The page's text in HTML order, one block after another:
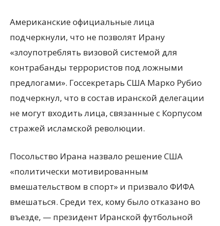
Американские официальные лица
подчеркнули, что не позволят Ирану
«злоупотреблять визовой системой для
контрабанды террористов под ложными
предлогами». Госсекретарь США Марко Рубио
подчеркнул, что в состав иранской делегации
не могут входить лица, связанные с Корпусом
стражей исламской революции.
Посольство Ирана назвало решение США
«политически мотивированным
вмешательством в спорт» и призвало ФИФА
вмешаться. Среди тех, кому было отказано во
въезде, — президент Иранской футбольной